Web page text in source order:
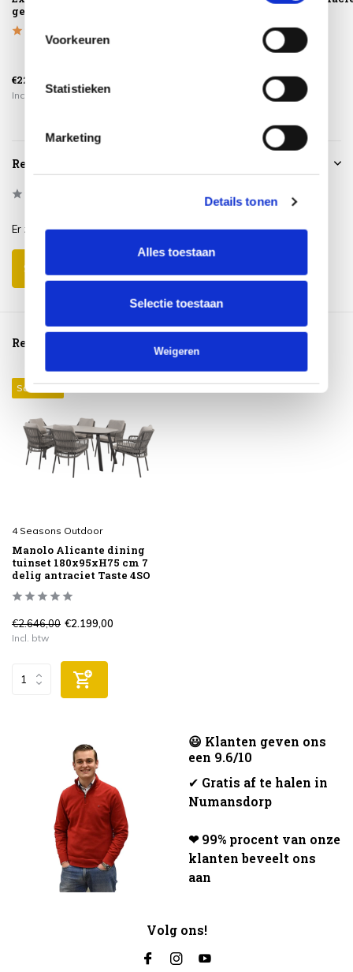
Voorkeuren
Statistieken
Marketing
Details tonen
Alles toestaan
Selectie toestaan
Weigeren
geen afval
€225,00
Incl. btw
€259,00
Incl. btw
Reviews
Er zijn nog geen reviews geschreven over dit product..
Schrijf je eigen review
Reeds bekeken
Sale 17%
4 Seasons Outdoor
Manolo Alicante dining
tuinset 180x95xH75 cm 7
delig antraciet Taste 4SO
€2.646,00 €2.199,00
Incl. btw
😃 Klanten geven ons
een 9.6/10
✔ Gratis af te halen in
Numansdorp
❤ 99% procent van onze
klanten beveelt ons
aan
Volg ons!